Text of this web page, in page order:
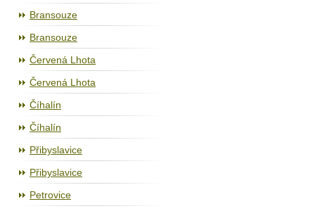
Bransouze
Bransouze
Červená Lhota
Červená Lhota
Číhalín
Číhalín
Přibyslavice
Přibyslavice
Petrovice